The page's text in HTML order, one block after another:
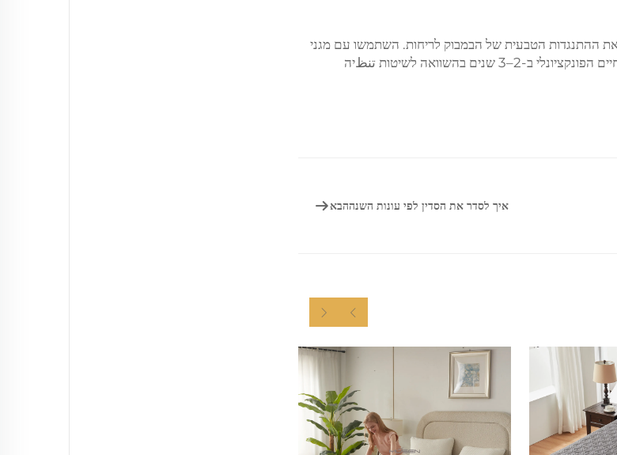
את ההתנגדות הטבעית של הבמבוק לריחות. השתמשו עם מגני
כרית נושמים מכותנה לצמצום אבק. תחזוקה נכונה מאריכה את מחזור החיים הפונקציונלי ב-2–3 שנים בהשוואה לשיטות تنظיה
איך לסדר את הסדין לפי עונות השנההבא